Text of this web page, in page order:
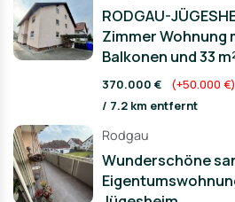
RODGAU-
Zimmer Wohnung
Balkonen und 33
370.000 € (+50.000 €)
/ 7.2 km entfernt
Rodgau
Wunderschöne